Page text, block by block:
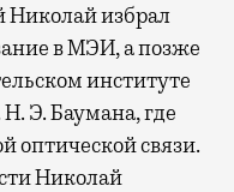
Николай избрал
в МЭИ, а позже
институте
Э. Баумана, где
оптической связи.
Николай